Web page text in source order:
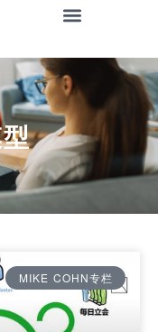
MIKE COHN专栏